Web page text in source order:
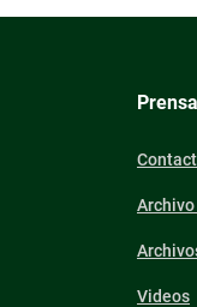
Prensa
Videos